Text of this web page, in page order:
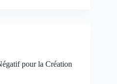
pour la Création